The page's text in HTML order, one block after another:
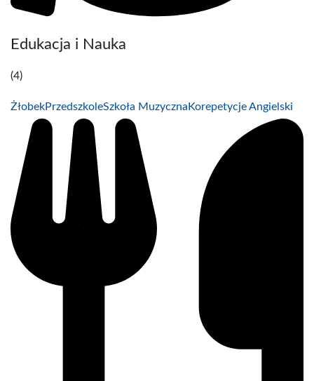
Edukacja i Nauka
(4)
ŻłobekPrzedszkoleSzkoła Muzyczna Korepetycje Angielski